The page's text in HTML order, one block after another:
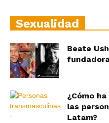
Sexualidad
Beate
¿Cómo
las
Latam?